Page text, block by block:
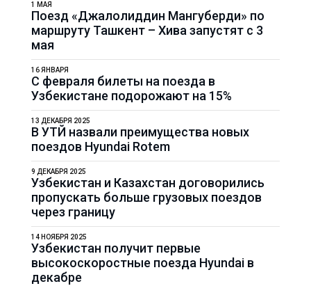
Поезд «Джалолиддин Мангуберди» по
маршруту Ташкент – Хива запустят с 3
мая
1 МАЯ
С февраля билеты на поезда в
Узбекистане подорожают на 15%
16 ЯНВАРЯ
В УТЙ назвали преимущества новых
поездов Hyundai Rotem
13 ДЕКАБРЯ 2025
Узбекистан и Казахстан договорились
пропускать больше грузовых поездов
через границу
9 ДЕКАБРЯ 2025
Узбекистан получит первые
высокоскоростные поезда Hyundai в
декабре
14 НОЯБРЯ 2025